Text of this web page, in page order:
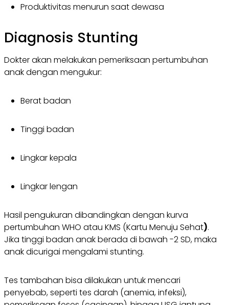
Produktivitas menurun saat dewasa
Diagnosis Stunting
Dokter akan melakukan pemeriksaan pertumbuhan
anak dengan mengukur:
Berat badan
Tinggi badan
Lingkar kepala
Lingkar lengan
Hasil pengukuran dibandingkan dengan kurva
pertumbuhan WHO atau KMS (Kartu Menuju Sehat).
Jika tinggi badan anak berada di bawah -2 SD, maka
anak dicurigai mengalami stunting.
Tes tambahan bisa dilakukan untuk mencari
penyebab, seperti tes darah (anemia, infeksi),